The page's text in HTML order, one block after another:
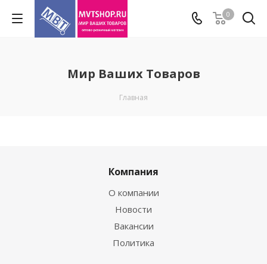
0
Мир Ваших Товаров
Главная
Компания
О компании
Новости
Вакансии
Политика